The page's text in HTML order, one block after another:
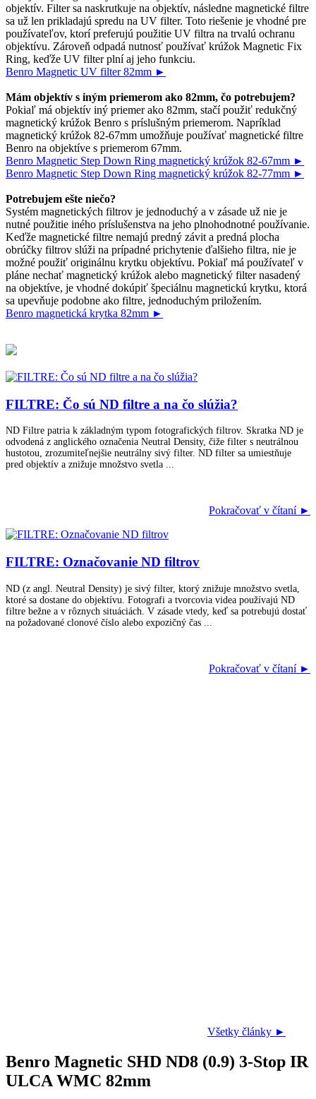
objektív. Filter sa naskrutkuje na objektív, následne magnetické filtre
sa už len prikladajú spredu na UV filter. Toto riešenie je vhodné pre
používateľov, ktorí preferujú použitie UV filtra na trvalú ochranu
objektívu. Zároveň odpadá nutnosť používať krúžok Magnetic Fix
Ring, keďže UV filter plní aj jeho funkciu.
Benro Magnetic UV filter 82mm ►
Mám objektív s iným priemerom ako 82mm, čo potrebujem?
Pokiaľ má objektív iný priemer ako 82mm, stačí použiť redukčný
magnetický krúžok Benro s príslušným priemerom. Napríklad
magnetický krúžok 82-67mm umožňuje používať magnetické filtre
Benro na objektíve s priemerom 67mm.
Benro Magnetic Step Down Ring magnetický krúžok 82-67mm ►
Benro Magnetic Step Down Ring magnetický krúžok 82-77mm ►
Potrebujem ešte niečo?
Systém magnetických filtrov je jednoduchý a v zásade už nie je
nutné použitie iného príslušenstva na jeho plnohodnotné používanie.
Keďže magnetické filtre nemajú predný závit a predná plocha
obrúčky filtrov slúži na prípadné prichytenie ďalšieho filtra, nie je
možné použiť originálnu krytku objektívu. Pokiaľ má používateľ v
pláne nechať magnetický krúžok alebo magnetický filter nasadený
na objektíve, je vhodné dokúpiť špeciálnu magnetickú krytku, ktorá
sa upevňuje podobne ako filtre, jednoduchým priložením.
Benro magnetická krytka 82mm ►
FILTRE: Čo sú ND filtre a na čo slúžia?
ND Filtre patria k základným typom fotografických filtrov. Skratka ND je
odvodená z anglického označenia Neutral Density, čiže filter s neutrálnou
hustotou, zrozumiteľnejšie neutrálny sivý filter. ND filter sa umiestňuje
pred objektív a znižuje množstvo svetla ...
Pokračovať v čítaní ►
FILTRE: Označovanie ND filtrov
ND (z angl. Neutral Density) je sivý filter, ktorý znižuje množstvo svetla,
ktoré sa dostane do objektívu. Fotografi a tvorcovia videa používajú ND
filtre bežne a v rôznych situáciách. V zásade vtedy, keď sa potrebujú dostať
na požadované clonové číslo alebo expozičný čas ...
Pokračovať v čítaní ►
Všetky články ►
Benro Magnetic SHD ND8 (0.9) 3-Stop IR
ULCA WMC 82mm